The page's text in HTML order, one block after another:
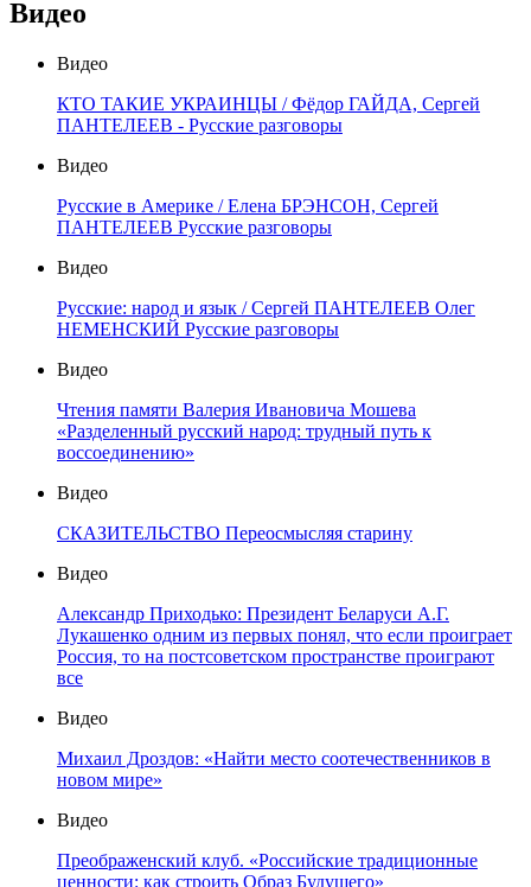
Видео
Видео
КТО ТАКИЕ УКРАИНЦЫ / Фёдор ГАЙДА, Сергей
ПАНТЕЛЕЕВ - Русские разговоры
Видео
Русские в Америке / Елена БРЭНСОН, Сергей
ПАНТЕЛЕЕВ Русские разговоры
Видео
Русские: народ и язык / Сергей ПАНТЕЛЕЕВ Олег
НЕМЕНСКИЙ Русские разговоры
Видео
Чтения памяти Валерия Ивановича Мошева
«Разделенный русский народ: трудный путь к
воссоединению»
Видео
СКАЗИТЕЛЬСТВО Переосмысляя старину
Видео
Александр Приходько: Президент Беларуси А.Г.
Лукашенко одним из первых понял, что если проиграет
Россия, то на постсоветском пространстве проиграют
все
Видео
Михаил Дроздов: «Найти место соотечественников в
новом мире»
Видео
Преображенский клуб. «Российские традиционные
ценности: как строить Образ Будущего»